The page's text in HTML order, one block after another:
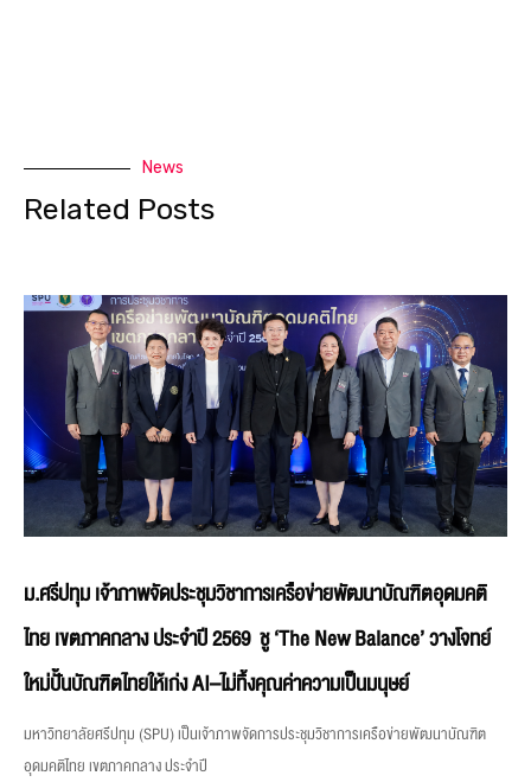
News
Related Posts
ม.ศรีปทุม เจ้าภาพจัดประชุมวิชาการเครือข่ายพัฒนาบัณฑิตอุดมคติ
ไทย เขตภาคกลาง ประจำปี 2569 ชู ‘The New Balance’ วางโจทย์
ใหม่ปั้นบัณฑิตไทยให้เก่ง AI–ไม่ทิ้งคุณค่าความเป็นมนุษย์
มหาวิทยาลัยศรีปทุม (SPU) เป็นเจ้าภาพจัดการประชุมวิชาการเครือข่ายพัฒนาบัณฑิต
อุดมคติไทย เขตภาคกลาง ประจำปี